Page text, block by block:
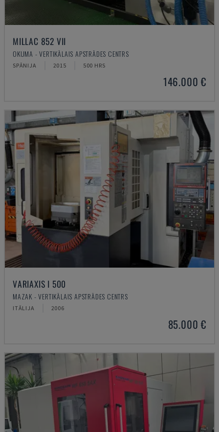
MILLAC 852 VII
OKUMA - VERTIKĀLAIS APSTRĀDES CENTRS
SPĀNIJA 2015 500 HRS
146.000 €
VARIAXIS I 500
MAZAK - VERTIKĀLAIS APSTRĀDES CENTRS
ITĀLIJA 2006
85.000 €